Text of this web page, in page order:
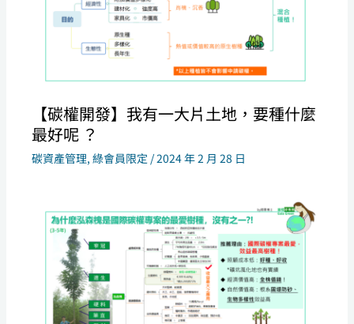
【碳權開發】我有一大片土地，要種什麼
最好呢 ？
碳資產管理,綠會員限定 /2024 年 2 月 28 日